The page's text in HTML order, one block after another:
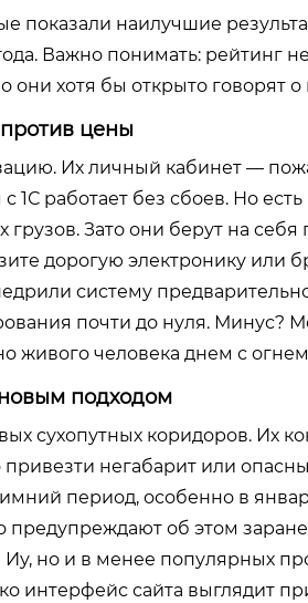
показали наилучшие
Важно понимать: рейтинг
они хотя бы открыто говорят
против цены
Их личный кабинет —
1С работает без сбоев. Но
грузов. Зато они берут на
дорогую электронику или
систему
почти до нуля. Минус?
живого человека днем с
подходом
сухопутных коридоров. Их
негабарит или
период, особенно в
предупреждают об этом
Иу, но и в менее популярных
интерфейс сайта выглядит